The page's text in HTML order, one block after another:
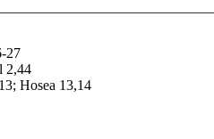
27
2,44
Hosea 13,14